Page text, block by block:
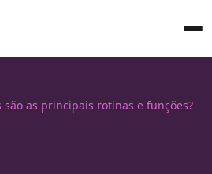
as principais rotinas e funções?